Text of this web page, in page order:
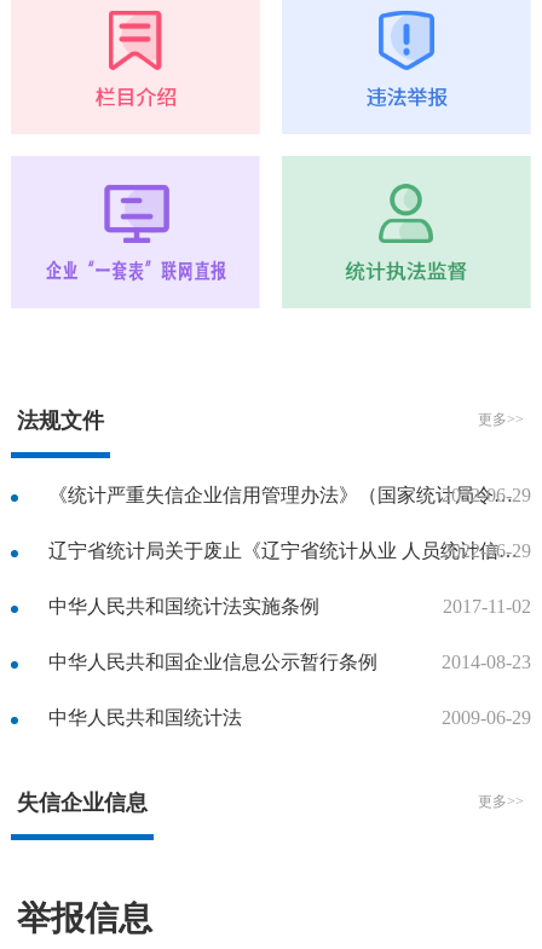
法规文件 更多>>
《统计严重失信企业信用管理办法》（国家统计局令第35号）
2022-06-29
辽宁省统计局关于废止《辽宁省统计从业 人员统计信用档案管理实施办法》和《辽宁省企业统计信用管理实施办法》的决定
2022-06-29
中华人民共和国统计法实施条例 2017-11-02
中华人民共和国企业信息公示暂行条例 2014-08-23
中华人民共和国统计法 2009-06-29
失信企业信息 更多>>
举报信息